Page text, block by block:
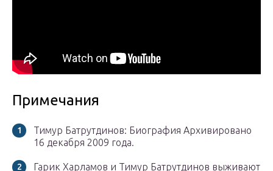
Примечания
Тимур Батрутдинов: Биография Архивировано
16 декабря 2009 года.
Гарик Харламов и Тимур Батрутдинов выживают